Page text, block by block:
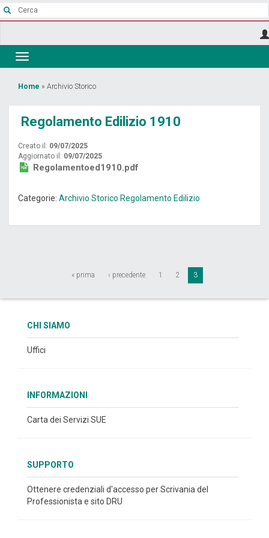
Salta
Toggle
navigation
Tu
qui
Home » Archivio Storico
Regolamento Edilizio 1910
Creato il: 09/07/2025
Aggiornato il: 09/07/2025
Regolamentoed1910.pdf
Categorie: Archivio Storico Regolamento Edilizio
« prima ‹ precedente 1 2 3
CHI SIAMO
Uffici
INFORMAZIONI
Carta dei Servizi SUE
SUPPORTO
Ottenere credenziali d'accesso per Scrivania del
Professionista e sito DRU